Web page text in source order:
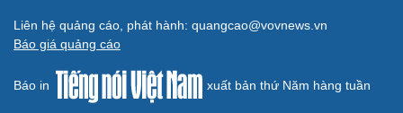
Liên hệ quảng cáo, phát hành: quangcao@vovnews.vn
Báo giá quảng cáo
Báo in xuất bản thứ Năm hàng tuần